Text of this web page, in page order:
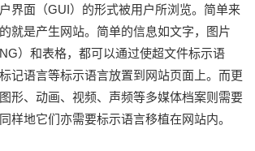
界面（GUI）的形式被用户所浏览。简单来
就是产生网站。简单的信息如文字，图片
）和表格，都可以通过使超文件标示语
记语言等标示语言放置到网站页面上。而更
形、动画、视频、声频等多媒体档案则需要
样地它们亦需要标示语言移植在网站内。